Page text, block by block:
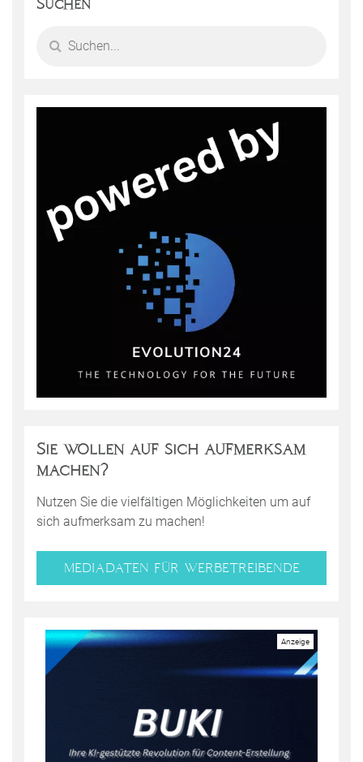
Suchen
Sie wollen auf sich aufmerksam
machen?
Nutzen Sie die vielfältigen Möglichkeiten um auf
sich aufmerksam zu machen!
MEDIADATEN FÜR WERBETREIBENDE